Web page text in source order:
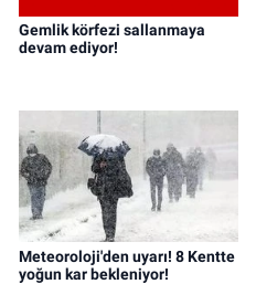
Gemlik körfezi sallanmaya
devam ediyor!
Meteoroloji'den uyarı! 8 Kentte
yoğun kar bekleniyor!